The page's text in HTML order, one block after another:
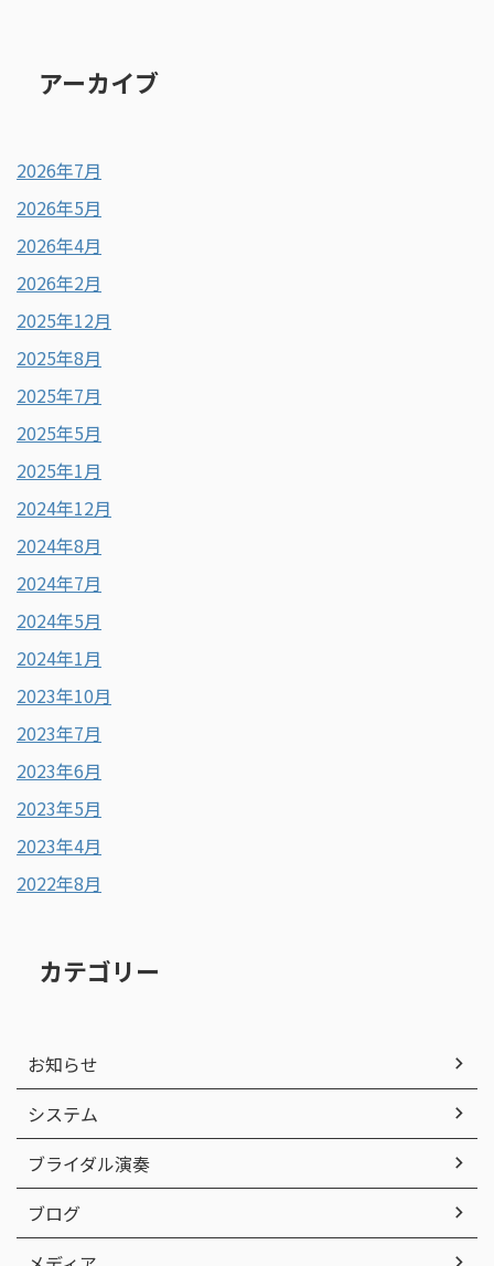
アーカイブ
2026年7月
2026年5月
2026年4月
2026年2月
2025年12月
2025年8月
2025年7月
2025年5月
2025年1月
2024年12月
2024年8月
2024年7月
2024年5月
2024年1月
2023年10月
2023年7月
2023年6月
2023年5月
2023年4月
2022年8月
カテゴリー
お知らせ
システム
ブライダル演奏
ブログ